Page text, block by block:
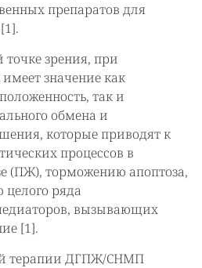
препаратов для
точке зрения, при
значение как
так и
обмена и
которые приводят к
процессов в
(ПЖ), торможению апоптоза,
ряда
вызывающих
[1].
терапии ДГПЖ/СНМП